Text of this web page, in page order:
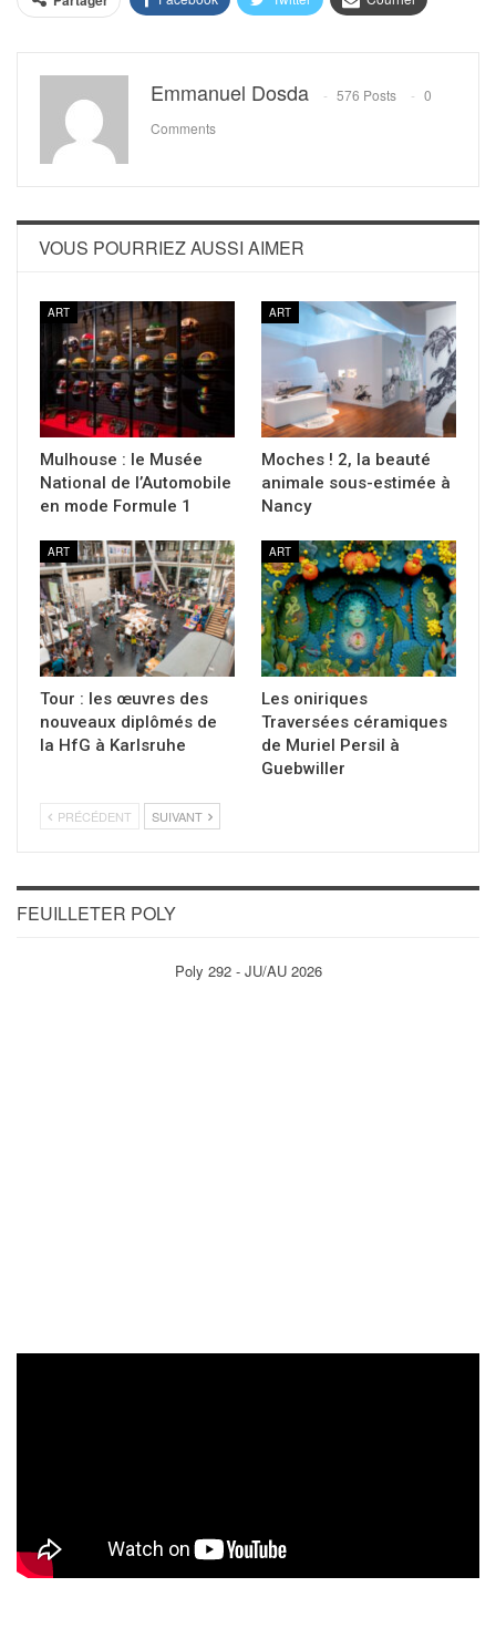
Emmanuel Dosda 576 Posts
0
Comments
VOUS POURRIEZ AUSSI AIMER
ART
Mulhouse : le Musée
National de l’Automobile
en mode Formule 1
ART
Moches ! 2, la beauté
animale sous-estimée à
Nancy
ART
Tour : les œuvres des
nouveaux diplômés de
la HfG à Karlsruhe
ART
Les oniriques
Traversées céramiques
de Muriel Persil à
Guebwiller
PRÉCÉDENT SUIVANT
FEUILLETER POLY
Poly 292 - JU/AU 2026